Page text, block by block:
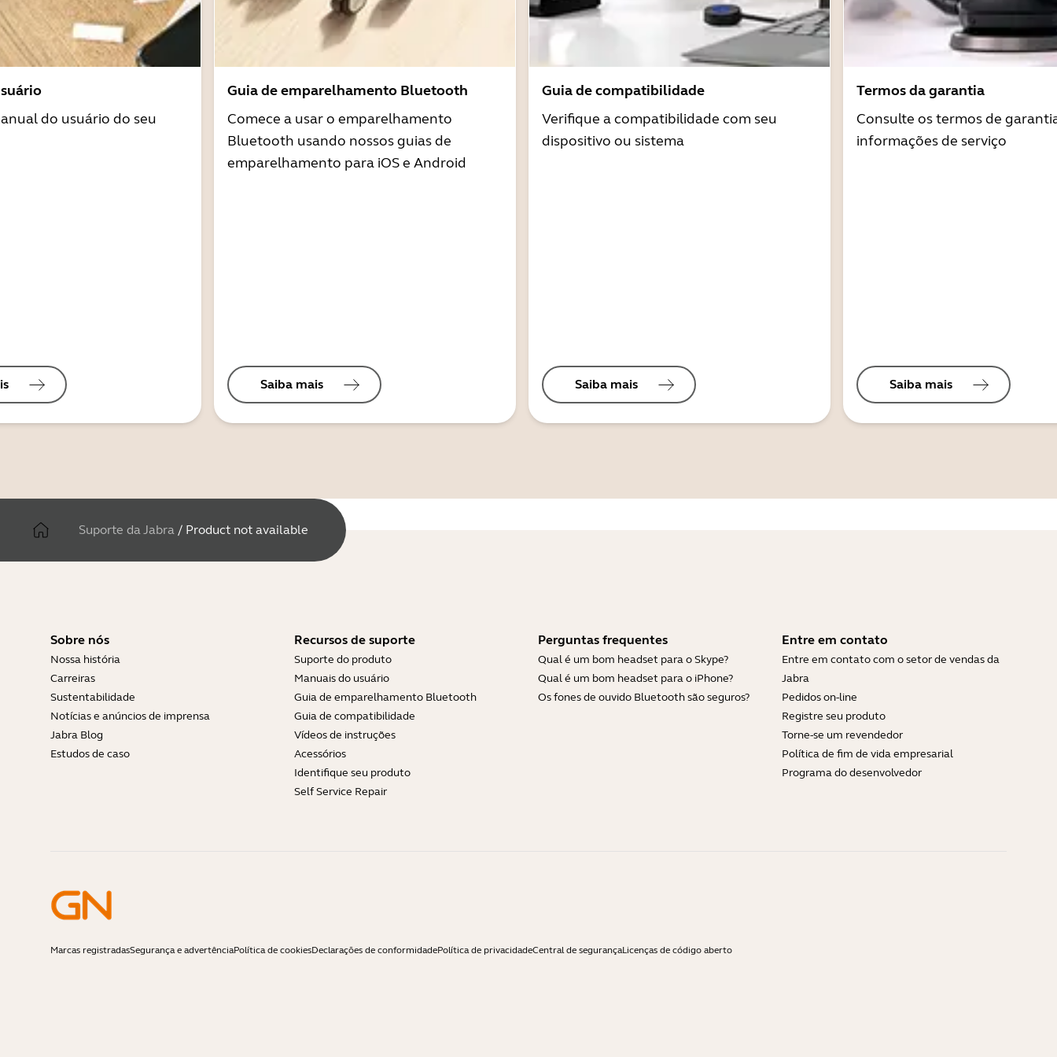
do usuário do seu
Guia de emparelhamento Bluetooth
Comece a usar o emparelhamento
Bluetooth usando nossos guias de
emparelhamento para iOS e Android
Saiba mais
Guia de compatibilidade
Verifique a compatibilidade com seu
dispositivo ou sistema
Saiba mais
Termos da garantia
Consulte os termos de
informações de serviço
Saiba mais
Suporte da Jabra / Product not available
Sobre nós
Nossa história
Carreiras
Sustentabilidade
Notícias e anúncios de imprensa
Jabra Blog
Estudos de caso
Recursos de suporte
Suporte do produto
Manuais do usuário
Guia de emparelhamento Bluetooth
Guia de compatibilidade
Vídeos de instruções
Acessórios
Identifique seu produto
Self Service Repair
Perguntas frequentes
Qual é um bom headset para o Skype?
Qual é um bom headset para o iPhone?
Os fones de ouvido Bluetooth são seguros?
Entre em contato
Entre em contato com o setor de vendas da
Jabra
Pedidos on-line
Registre seu produto
Torne-se um revendedor
Política de fim de vida empresarial
Programa do desenvolvedor
Marcas registradasSegurança e advertênciaPolítica de cookiesDeclarações de conformidadePolítica de privacidadeCentral de segurançaLicenças de código aberto